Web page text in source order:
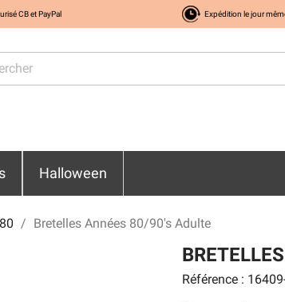
CB et PayPal Expédition le jour
Halloween
Bretelles Années 80/90's Adulte
Référence :